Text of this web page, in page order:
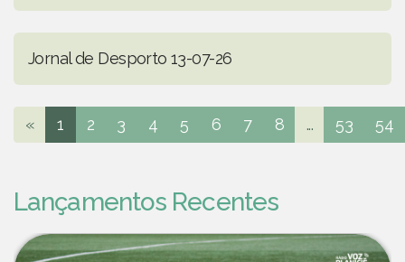
Jornal de Desporto 13-07-26
« 1 2 3 4 5 6 7 8 ... 53 54
Lançamentos Recentes